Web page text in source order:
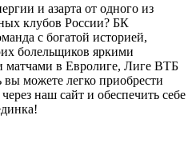
и азарта от одного из
клубов России? БК
с богатой историей,
болельщиков яркими
в Евролиге, Лиге ВТБ
можете легко приобрести
наш сайт и обеспечить себе